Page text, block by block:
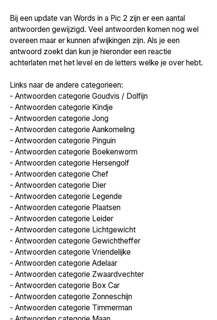
Bij een update van Words in a Pic 2 zijn er een aantal
antwoorden gewijzigd. Veel antwoorden komen nog wel
overeen maar er kunnen afwijkingen zijn. Als je een
antwoord zoekt dan kun je hieronder een reactie
achterlaten met het level en de letters welke je over hebt.
Links naar de andere categorieen:
- Antwoorden categorie Goudvis / Dolfijn
- Antwoorden categorie Kindje
- Antwoorden categorie Jong
- Antwoorden categorie Aankomeling
- Antwoorden categorie Pinguin
- Antwoorden categorie Boekenworm
- Antwoorden categorie Hersengolf
- Antwoorden categorie Chef
- Antwoorden categorie Dier
- Antwoorden categorie Legende
- Antwoorden categorie Plaatsen
- Antwoorden categorie Leider
- Antwoorden categorie Lichtgewicht
- Antwoorden categorie Gewichtheffer
- Antwoorden categorie Vriendelijke
- Antwoorden categorie Adelaar
- Antwoorden categorie Zwaardvechter
- Antwoorden categorie Box Car
- Antwoorden categorie Zonneschijn
- Antwoorden categorie Timmerman